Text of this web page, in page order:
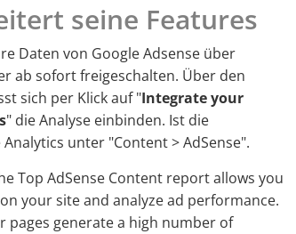
seine Features
Daten von Google Adsense über
ab sofort freigeschalten. Über den
sich per Klick auf "Integrate your
" die Analyse einbinden. Ist die
unter "Content > AdSense".
Top AdSense Content report allows you
your site and analyze ad performance.
pages generate a high number of